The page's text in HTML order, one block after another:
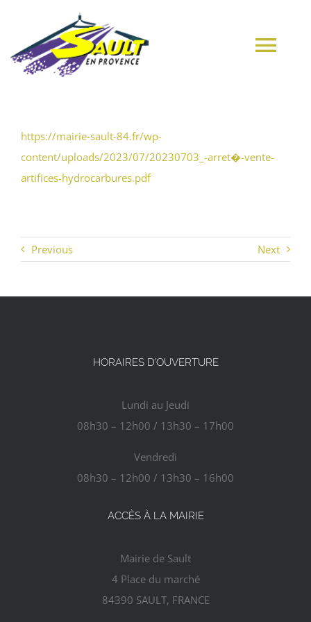
contenu
VILLAGE
CULTURE
MES DÉMARCHES
https://mairie-sault-84.fr/wp-
content/uploads/2023/07/20230703_-arret�-vente-
artifices-hydrocarbures.pdf
Previous Next
HORAIRES D’OUVERTURE
Lundi au Jeudi
08h30 – 12h00 / 13h30 – 17h00
Vendredi
08h30 – 12h00 / 13h30 – 16h00
ACCÈS À LA MAIRIE
Mairie de Sault
4 Place du marché
84390 SAULT, FRANCE